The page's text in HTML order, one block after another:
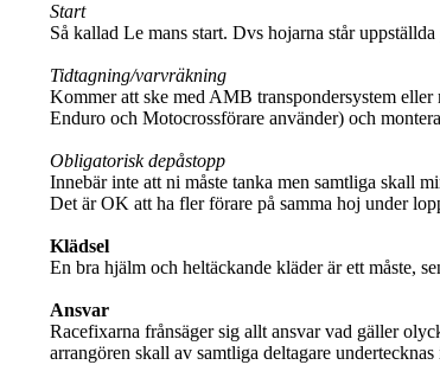
Start
Så kallad Le mans start. Dvs hojarna står
Tidtagning/varvräkning
Kommer att ske med AMB transpondersystem
Enduro och Motocrossförare använder) och
Obligatorisk depåstopp
Innebär inte att ni måste tanka men samtliga skall
Det är OK att ha fler förare på samma hoj under
Klädsel
En bra hjälm och heltäckande kläder är ett måste,
Ansvar
Racefixarna frånsäger sig allt ansvar vad gäller
arrangören skall av samtliga deltagare undertecknas